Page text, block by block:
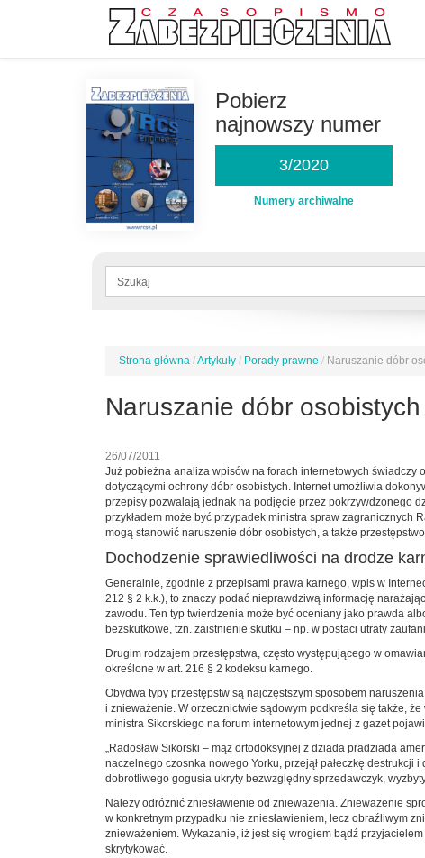
Pobierz
najnowszy numer
3/2020
Numery archiwalne
Formularz
Jesteś
Strona główna /Artykuły / Porady prawne / Naruszanie dóbr
Naruszanie dóbr
26/07/2011
Już pobieżna analiza wpisów na forach internetowych świadczy
dotyczącymi ochrony dóbr osobistych. Internet umożliwia
przepisy pozwalają jednak na podjęcie przez pokrzywdzonego
przykładem może być przypadek ministra spraw zagranicznych
mogą stanowić naruszenie dóbr osobistych, a także
Dochodzenie sprawiedliwości na drodze
Generalnie, zgodnie z przepisami prawa karnego, wpis w
212 § 2 k.k.), to znaczy podać nieprawdziwą informację
zawodu. Ten typ twierdzenia może być oceniany jako prawda
bezskutkowe, tzn. zaistnienie skutku – np. w postaci utraty
Drugim rodzajem przestępstwa, często występującego w
określone w art. 216 § 2 kodeksu karnego.
Obydwa typy przestępstw są najczęstszym sposobem
i znieważenie. W orzecznictwie sądowym podkreśla się także,
ministra Sikorskiego na forum internetowym jednej z gazet
„Radosław Sikorski – mąż ortodoksyjnej z dziada pradziada
naczelnego czosnka nowego Yorku, przejął pałeczkę
dobrotliwego gogusia ukryty bezwzględny sprzedawczyk,
Należy odróżnić zniesławienie od znieważenia. Znieważenie
w konkretnym przypadku nie zniesławieniem, lecz obraźliwym
znieważeniem. Wykazanie, iż jest się wrogiem bądź
skrytykować.